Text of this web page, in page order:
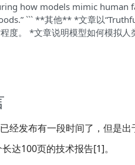
how models mimic human
``` **其他** *文章以
度。 *文章说明模型如何模拟人
经发布有一段时间了，但是
达100页的技术报告[1]。